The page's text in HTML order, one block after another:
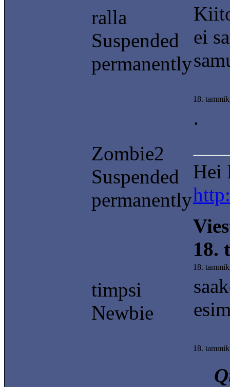
ralla
Suspended
permanently
ei
Zombie2
Suspended
permanently
18.
.
Hei
18.
timpsi
Newbie
18.
18.